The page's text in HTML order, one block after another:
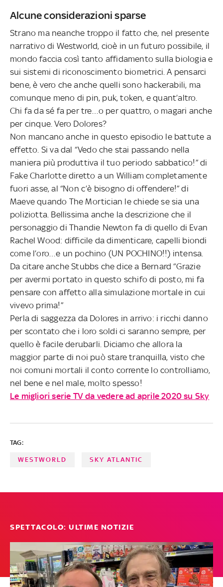
Alcune considerazioni sparse
Strano ma neanche troppo il fatto che, nel presente
narrativo di Westworld, cioè in un futuro possibile, il
mondo faccia così tanto affidamento sulla biologia e
sui sistemi di riconoscimento biometrici. A pensarci
bene, è vero che anche quelli sono hackerabili, ma
comunque meno di pin, puk, token, e quant’altro.
Chi fa da sé fa per tre…o per quattro, o magari anche
per cinque. Vero Dolores?
Non mancano anche in questo episodio le battute a
effetto. Si va dal “Vedo che stai passando nella
maniera più produttiva il tuo periodo sabbatico!” di
Fake Charlotte diretto a un William completamente
fuori asse, al “Non c’è bisogno di offendere!” di
Maeve quando The Mortician le chiede se sia una
poliziotta. Bellissima anche la descrizione che il
personaggio di Thandie Newton fa di quello di Evan
Rachel Wood: difficile da dimenticare, capelli biondi
come l’oro…e un pochino (UN POCHINO!!) intensa.
Da citare anche Stubbs che dice a Bernard “Grazie
per avermi portato in questo schifo di posto, mi fa
pensare con affetto alla simulazione mortale in cui
vivevo prima!”
Perla di saggezza da Dolores in arrivo: i ricchi danno
per scontato che i loro soldi ci saranno sempre, per
quello è facile derubarli. Diciamo che allora la
maggior parte di noi può stare tranquilla, visto che
noi comuni mortali il conto corrente lo controlliamo,
nel bene e nel male, molto spesso!
Le migliori serie TV da vedere ad aprile 2020 su Sky
TAG:
WESTWORLD SKY ATLANTIC
SPETTACOLO: ULTIME NOTIZIE